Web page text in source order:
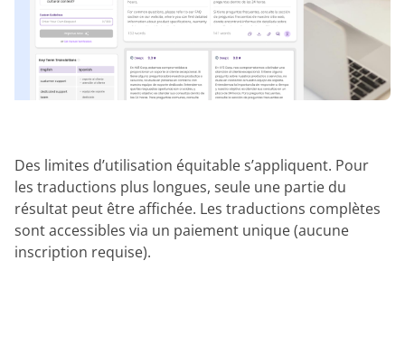
Des limites d’utilisation équitable s’appliquent. Pour
les traductions plus longues, seule une partie du
résultat peut être affichée. Les traductions complètes
sont accessibles via un paiement unique (aucune
inscription requise).